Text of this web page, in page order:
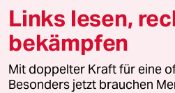
© 2026 taz Verlags und Vertriebs
Alle Rechte vorbehalten. Bei rechtlichen
wenden Sie sich bitte an
lizenzen@taz.de
Links lesen,
bekämpfen
Mit doppelter Kraft für eine
Besonders jetzt brauchen